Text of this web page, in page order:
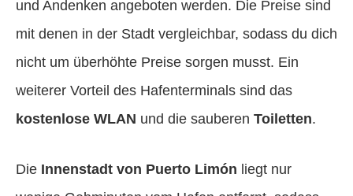
und Andenken angeboten werden. Die Preise sind
mit denen in der Stadt vergleichbar, sodass du dich
nicht um überhöhte Preise sorgen musst. Ein
weiterer Vorteil des Hafenterminals sind das
kostenlose WLAN und die sauberen Toiletten.
Die Innenstadt von Puerto Limón liegt nur